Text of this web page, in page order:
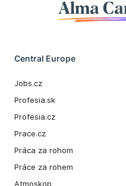
Alma
Central Europe
Jobs.cz
Profesia.sk
Profesia.cz
Prace.cz
Práca za rohom
Práce za rohem
Atmoskop